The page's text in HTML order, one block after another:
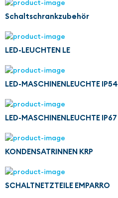
Schaltschrankzubehör
LED-LEUCHTEN LE
LED-MASCHINENLEUCHTE IP54
LED-MASCHINENLEUCHTE IP67
KONDENSATRINNEN KRP
SCHALTNETZTEILE EMPARRO